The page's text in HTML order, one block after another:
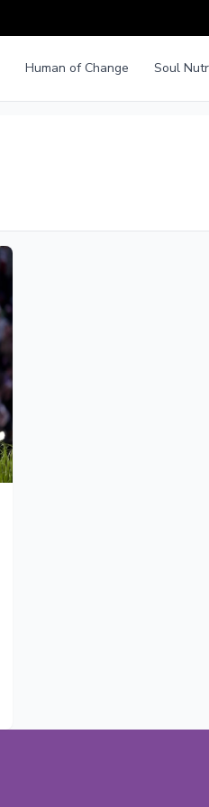
Human of Change Soul